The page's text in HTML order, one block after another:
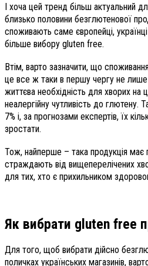
І хоча цей тренд більш актуальний
близько половини безглютенової
споживають саме європейці,
більше вибору gluten free.
Втім, варто зазначити, що
це все ж таки в першу чергу не
життєва необхідність для хворих на
неалергійну чутливість до глютену.
7% і, за прогнозами експертів, їх
зростати.
Тож, найперше – така продукція має
страждають від вищеперелічених
для тих, хто є прихильником
Як вибрати gluten free
Для того, щоб вибрати дійсно
поличках українських магазинів,